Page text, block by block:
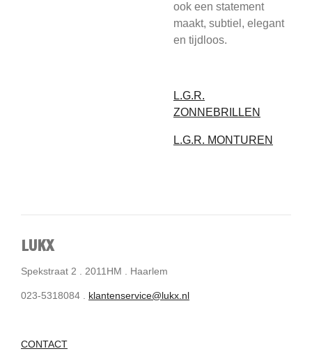
ook een statement
maakt, subtiel, elegant
en tijdloos.
L.G.R.
ZONNEBRILLEN
L.G.R. MONTUREN
LUKX
Spekstraat 2 . 2011HM . Haarlem
023-5318084 . klantenservice@lukx.nl
CONTACT